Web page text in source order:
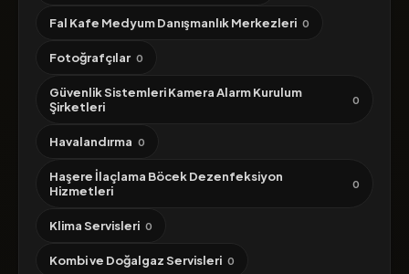
Fal Kafe Medyum Danışmanlık Merkezleri 0
Fotoğrafçılar 0
Güvenlik Sistemleri Kamera Alarm Kurulum
Şirketleri
0
Havalandırma 0
Haşere İlaçlama Böcek Dezenfeksiyon
Hizmetleri
0
Klima Servisleri 0
Kombi ve Doğalgaz Servisleri 0